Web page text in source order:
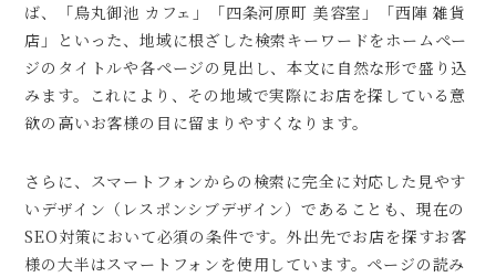
ば、「烏丸御池 カフェ」「四条河原町 美容室」「西陣 雑貨
店」といった、地域に根ざした検索キーワードをホームペー
ジのタイトルや各ページの見出し、本文に自然な形で盛り込
みます。これにより、その地域で実際にお店を探している意
欲の高いお客様の目に留まりやすくなります。
さらに、スマートフォンからの検索に完全に対応した見やす
いデザイン（レスポンシブデザイン）であることも、現在の
SEO対策において必須の条件です。外出先でお店を探すお客
様の大半はスマートフォンを使用しています。ページの読み